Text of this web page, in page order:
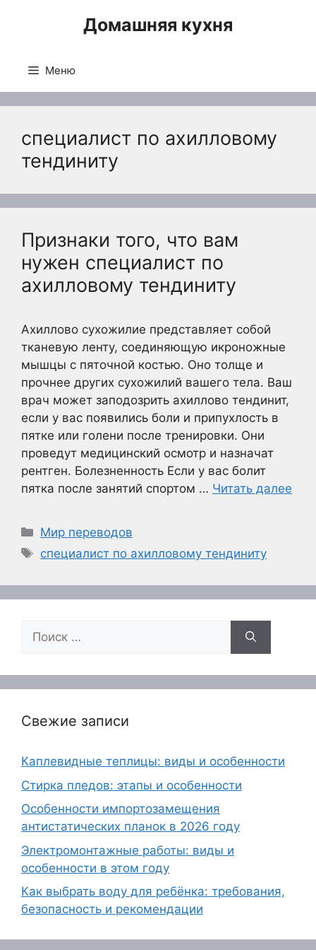
Домашняя кухня
Меню
специалист по ахилловому
тендиниту
Признаки того, что вам
нужен специалист по
ахилловому тендиниту
Ахиллово сухожилие представляет собой
тканевую ленту, соединяющую икроножные
мышцы с пяточной костью. Оно толще и
прочнее других сухожилий вашего тела. Ваш
врач может заподозрить ахиллово тендинит,
если у вас появились боли и припухлость в
пятке или голени после тренировки. Они
проведут медицинский осмотр и назначат
рентген. Болезненность Если у вас болит
пятка после занятий спортом … Читать далее
Рубрики
Мир переводов
Метки
специалист по ахилловому тендиниту
Поиск:
Свежие записи
Каплевидные теплицы: виды и особенности
Стирка пледов: этапы и особенности
Особенности импортозамещения
антистатических планок в 2026 году
Электромонтажные работы: виды и
особенности в этом году
Как выбрать воду для ребёнка: требования,
безопасность и рекомендации